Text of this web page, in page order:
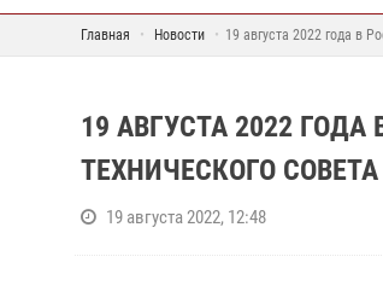
Главная Новости 19 августа 2022 года в
19 АВГУСТА 2022
ТЕХНИЧЕСКОГО
19 августа 2022, 12:48